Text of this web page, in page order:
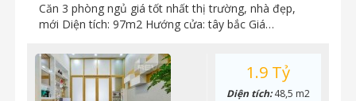
Căn 3 phòng ngủ giá tốt nhất thị trường, nhà đẹp,
mới Diện tích: 97m2 Hướng cửa: tây bắc Giá…
1.9 Tỷ
Diện tích:48,5 m2